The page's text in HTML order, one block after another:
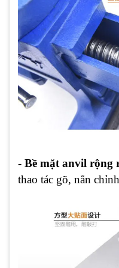
- Bề mặt anvil rộng
thao tác gõ, nắn